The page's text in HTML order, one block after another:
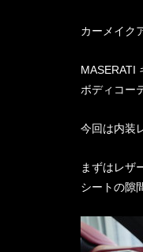
カーメイク
MASERATI
ボディコー
今回は内装
まずはレザ
シートの隙